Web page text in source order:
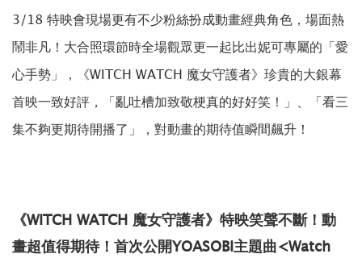
3/18 特映會現場更有不少粉絲扮成動畫經典角色，場面熱
鬧非凡！大合照環節時全場觀眾更一起比出妮可專屬的「愛
心手勢」，《WITCH WATCH 魔女守護者》珍貴的大銀幕
首映一致好評，「亂吐槽加致敬梗真的好好笑！」、「看三
集不夠更期待開播了」，對動畫的期待值瞬間飆升！
《WITCH WATCH 魔女守護者》特映笑聲不斷！動
畫超值得期待！首次公開YOASOBI主題曲<Watch